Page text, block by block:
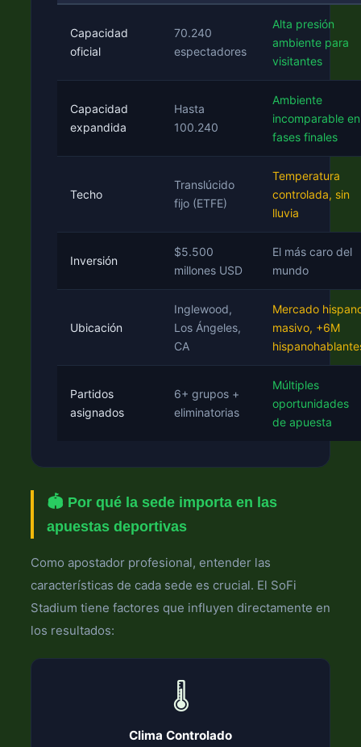
Capacidad
oficial
70.240
espectadores
Alta presión
ambiente para
visitantes
Capacidad
expandida
Hasta
100.240
Ambiente
incomparable en
fases finales
Techo
Translúcido
fijo (ETFE)
Temperatura
controlada, sin
lluvia
Inversión
$5.500
millones USD
El más caro del
mundo
Ubicación
Inglewood,
Los Ángeles,
CA
Mercado
masivo, +6M
Partidos
asignados
6+ grupos +
eliminatorias
Múltiples
oportunidades
de apuesta
🏟️ Por qué la sede importa en las
apuestas deportivas
Como apostador profesional, entender las
características de cada sede es crucial. El SoFi
Stadium tiene factores que influyen directamente en
los resultados:
🌡️
Clima Controlado